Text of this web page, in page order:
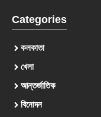
Categories
কলকাতা
খেলা
আন্তর্জাতিক
বিনোদন